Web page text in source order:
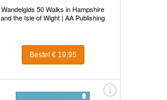
Wandelgids 50 Walks in Hampshire
and the Isle of Wight | AA Publishing
Bestel € 19,95